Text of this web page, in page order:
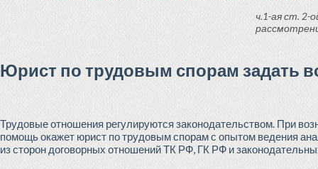
ч.1-ая ст. 2-
Юрист по трудовым спорам задать
Трудовые отношения регулируются законодательством. При
помощь окажет юрист по трудовым спорам с опытом ведения
из сторон договорных отношений ТК РФ, ГК РФ и